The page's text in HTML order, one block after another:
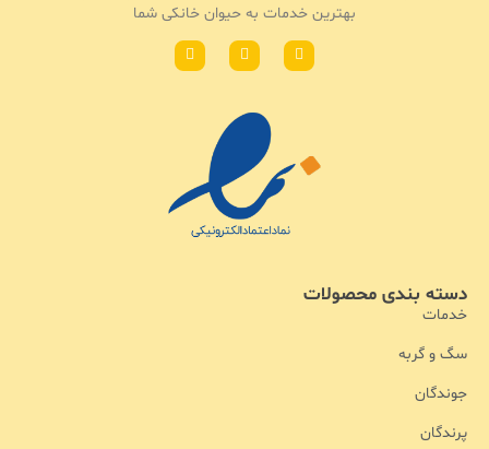
دسته بندی محصولات
خدمات
سگ و گربه
جوندگان
پرندگان
بهترین خدمات به حیوان خانکی شما